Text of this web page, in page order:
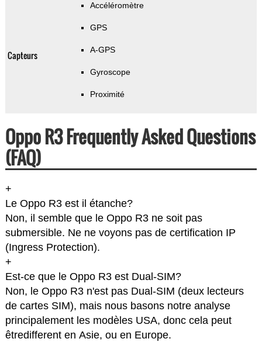
Capteurs
Accéléromètre
GPS
A-GPS
Gyroscope
Proximité
Oppo R3 Frequently Asked Questions
(FAQ)
+
Le Oppo R3 est il étanche?
Non, il semble que le Oppo R3 ne soit pas
submersible. Ne ne voyons pas de certification IP
(Ingress Protection).
+
Est-ce que le Oppo R3 est Dual-SIM?
Non, le Oppo R3 n'est pas Dual-SIM (deux lecteurs
de cartes SIM), mais nous basons notre analyse
principalement les modèles USA, donc cela peut
êtredifferent en Asie, ou en Europe.